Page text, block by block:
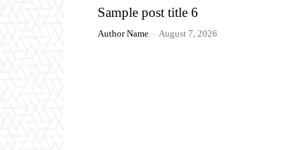
Sample post title 6
Author Name - August 7, 2026